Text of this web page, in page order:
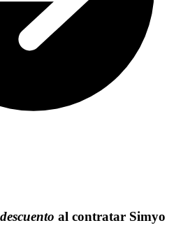
al contratar Simyo